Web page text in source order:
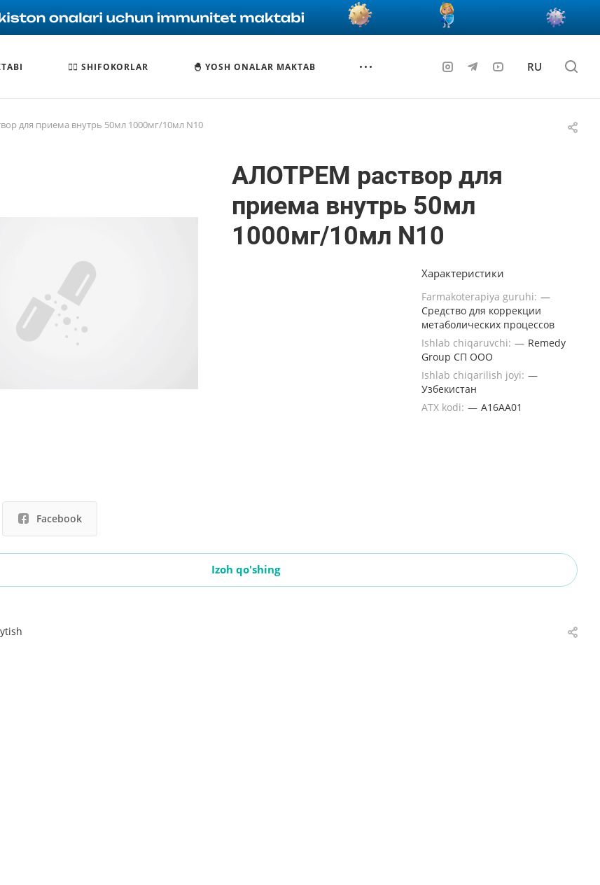
🧑‍⚕️ SHIFOKORLAR 🐣 YOSH ONALAR MAKTAB RU
для приема внутрь 50мл 1000мг/10мл N10
АЛОТРЕМ раствор для
приема внутрь 50мл
1000мг/10мл N10
Характеристики
Farmakoterapiya guruhi: —
Средство для коррекции
метаболических процессов
Ishlab chiqaruvchi: — Remedy
Group СП OOO
Ishlab chiqarilish joyi: —
Узбекистан
ATX kodi: — A16AA01
Facebook
Izoh qo'shing